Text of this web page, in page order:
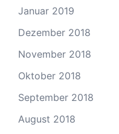
Januar 2019
Dezember 2018
November 2018
Oktober 2018
September 2018
August 2018